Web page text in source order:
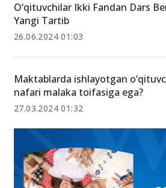
O‘qituvchilar Ikki Fandan Dars
Yangi Tartib
26.06.2024 01:03
Maktablarda ishlayotgan
nafari malaka toifasiga ega?
27.03.2024 01:32